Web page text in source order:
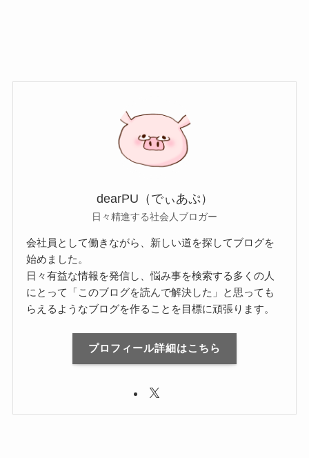
dearPU（でぃあぷ）
日々精進する社会人ブロガー
会社員として働きながら、新しい道を探してブログを
始めました。
日々有益な情報を発信し、悩み事を検索する多くの人
にとって「このブログを読んで解決した」と思っても
らえるようなブログを作ることを目標に頑張ります。
プロフィール詳細はこちら